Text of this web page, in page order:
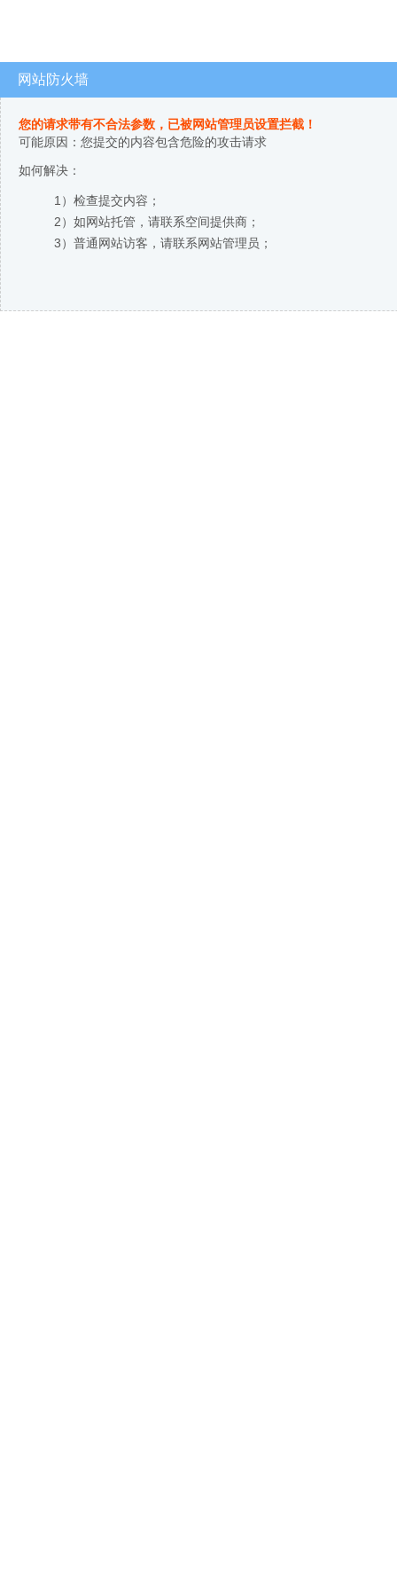
网站防火墙
您的请求带有不合法参数，已被网站管理员设置拦截！
可能原因：您提交的内容包含危险的攻击请求
如何解决：
1）检查提交内容；
2）如网站托管，请联系空间提供商；
3）普通网站访客，请联系网站管理员；